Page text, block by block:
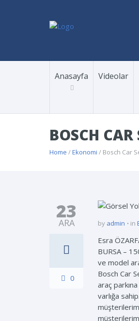
Anasayfa Videolar
BOSCH CAR
Home /Ekonomi / Bosch Car
23
ARA
0
by admin in
Esra
BURSA –
ve model
Bosch Car
araç
varlığa